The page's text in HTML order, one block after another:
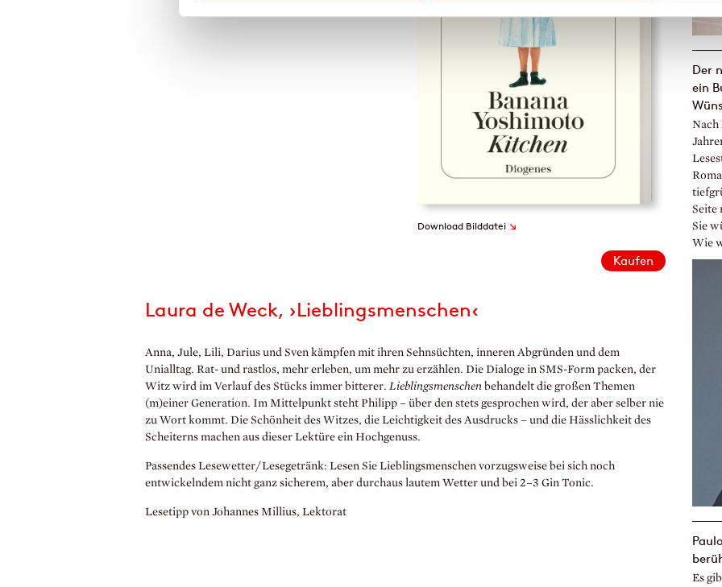
Download Bilddatei ↘
Kaufen
Laura de Weck, ›Lieblingsmenschen‹
Anna, Jule, Lili, Darius und Sven kämpfen mit ihren Sehnsüchten, inneren Abgründen und dem
Unialltag. Rat- und rastlos, mehr erleben, um mehr zu erzählen. Die Dialoge in SMS-Form packen, der
Witz wird im Verlauf des Stücks immer bitterer. Lieblingsmenschen behandelt die großen Themen
(m)einer Generation. Im Mittelpunkt steht Philipp – über den stets gesprochen wird, der aber selber nie
zu Wort kommt. Die Schönheit des Witzes, die Leichtigkeit des Ausdrucks – und die Hässlichkeit des
Scheiterns machen aus dieser Lektüre ein Hochgenuss.
Passendes Lesewetter/Lesegetränk: Lesen Sie Lieblingsmenschen vorzugsweise bei sich noch
entwickelndem nicht ganz sicherem, aber durchaus lautem Wetter und bei 2–3 Gin Tonic.
Lesetipp von Johannes Millius, Lektorat
Der
ein
Nach
Seite
Sie
Wie
Es